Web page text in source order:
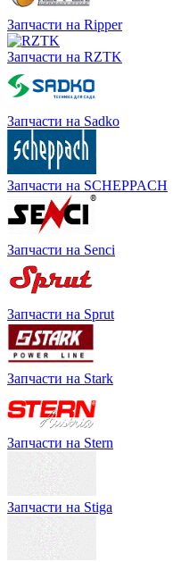
Запчасти на Ripper
Запчасти на RZTK
Запчасти на Sadko
Запчасти на SCHEPPACH
Запчасти на Senci
Запчасти на Sprut
Запчасти на Stark
Запчасти на Stern
Запчасти на Stiga